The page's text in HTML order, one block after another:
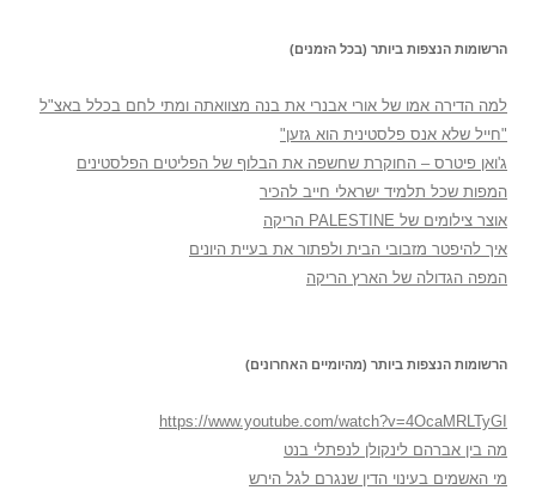
הרשומות הנצפות ביותר (בכל הזמנים)
למה הדירה אמו של אורי אבנרי את בנה מצוואתה ומתי לחם בכלל באצ"ל
"חייל שלא אנס פלסטינית הוא גזען"
ג'ואן פיטרס – החוקרת שחשפה את הבלוף של הפליטים הפלסטינים
המפות שכל תלמיד ישראלי חייב להכיר
אוצר צילומים של PALESTINE הריקה
איך להיפטר מזבובי הבית ולפתור את בעיית היונים
המפה הגדולה של הארץ הריקה
הרשומות הנצפות ביותר (מהיומיים האחרונים)
https://www.youtube.com/watch?v=4OcaMRLTyGI
מה בין אברהם לינקולן לנפתלי בנט
מי האשמים בעינוי הדין שנגרם לגל הירש